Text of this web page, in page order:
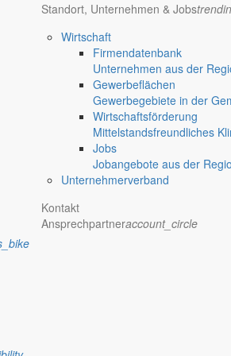
Standort, Unternehmen & Jobs
Wirtschaft
Firmendatenbank
Unternehmen aus der
Gewerbeflächen
Gewerbegebiete in der
Wirtschaftsförderung
Mittelstandsfreundliches
Jobs
Jobangebote aus der
Unternehmerverband
Kontakt
Ansprechpartneraccount_circle